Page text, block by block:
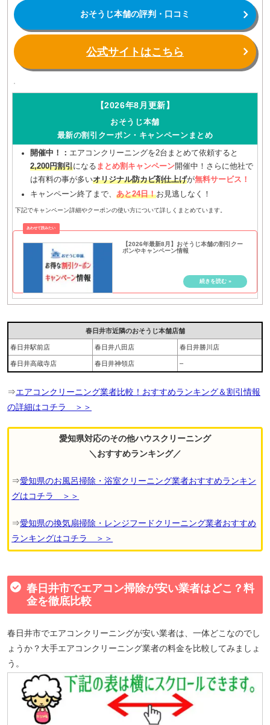
おそうじ本舗の評判・口コミ
公式サイトはこちら
【2026年8月更新】
おそうじ本舗
最新の割引クーポン・キャンペーンまとめ
開催中！： エアコンクリーニングを2台まとめて依頼すると
2,200円割引になる まとめ割キャンペーン開催中！さらに他社で
は有料の事が多いオリジナル防カビ剤仕上げが無料サービス！
キャンペーン終了まで、 あと24日！お見逃しなく！
下記でキャンペーン詳細やクーポンの使い方について詳しくまとめています。
【2026年最新8月】おそうじ本舗の割引クー
ポンやキャンペーン情報
春日井市近隣のおそうじ本舗店舗
春日井駅前店 春日井八田店 春日井勝川店
春日井高蔵寺店 春日井神領店 –
⇒エアコンクリーニング業者比較！おすすめランキング＆割引情報
の詳細はコチラ ＞＞
愛知県対応のその他ハウスクリーニング
＼おすすめランキング／
⇒愛知県のお風呂掃除・浴室クリーニング業者おすすめランキン
グはコチラ ＞＞
⇒愛知県の換気扇掃除・レンジフードクリーニング業者おすすめ
ランキングはコチラ ＞＞
春日井市でエアコン掃除が安い業者はどこ？料
金を徹底比較
春日井市でエアコンクリーニングが安い業者は、一体どこなのでし
ょうか？大手エアコンクリーニング業者の料金を比較してみましょ
う。